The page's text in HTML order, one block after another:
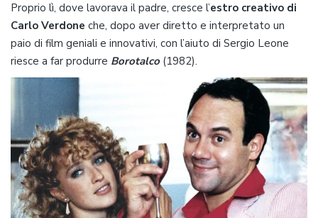
Proprio lì, dove lavorava il padre, cresce l’estro creativo di
Carlo Verdone che, dopo aver diretto e interpretato un
paio di film geniali e innovativi, con l’aiuto di Sergio Leone
riesce a far produrre Borotalco (1982).